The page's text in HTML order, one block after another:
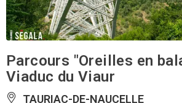
Parcours "Oreilles en
Viaduc du Viaur
TAURIAC-DE-NAUCELLE